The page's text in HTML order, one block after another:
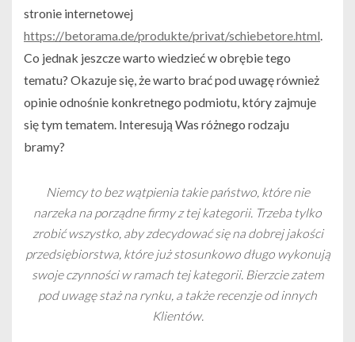
stronie internetowej
https://betorama.de/produkte/privat/schiebetore.html
Co jednak jeszcze warto wiedzieć w obrębie tego
tematu? Okazuje się, że warto brać pod uwagę również
opinie odnośnie konkretnego podmiotu, który zajmuje
się tym tematem. Interesują Was różnego rodzaju
bramy?
Niemcy to bez wątpienia takie państwo, które nie
narzeka na porządne firmy z tej kategorii. Trzeba tylko
zrobić wszystko, aby zdecydować się na dobrej jakości
przedsiębiorstwa, które już stosunkowo długo wykonują
swoje czynności w ramach tej kategorii. Bierzcie zatem
pod uwagę staż na rynku, a także recenzje od innych
Klientów.